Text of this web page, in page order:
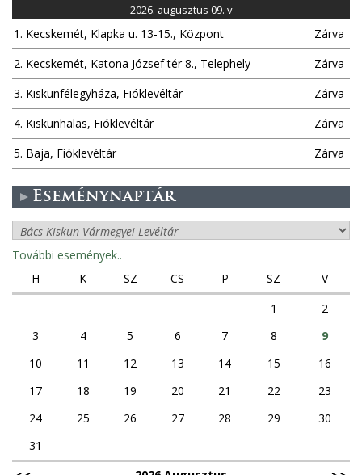
2026. augusztus 09. v
1. Kecskemét, Klapka u. 13-15., Központ
Zárva
2. Kecskemét, Katona József tér 8., Telephely
Zárva
3. Kiskunfélegyháza, Fióklevéltár
Zárva
4. Kiskunhalas, Fióklevéltár
Zárva
5. Baja, Fióklevéltár
Zárva
Eseménynaptár
További események..
H
K SZ CS P SZ
V
1
2
3
4 5 6 7 8
9
10
11 12 13 14 15
16
17
18 19 20 21 22
23
24
25 26 27 28 29
30
31